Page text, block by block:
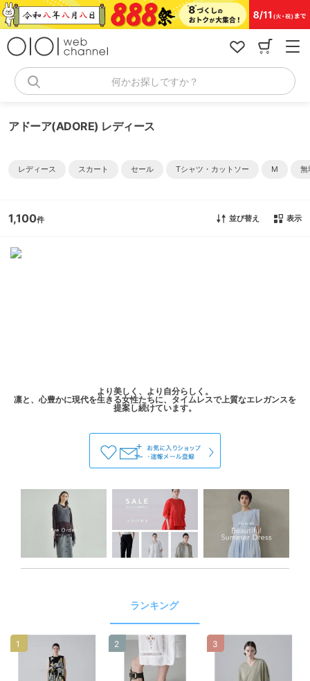
コ
ン
何かお探しですか？
アドーア(ADORE) レディース
レディース スカート セール Tシャツ・カットソー M 無
1,100 並び替え 表示
より美しく、より自分らしく。
凛と、心豊かに現代を生きる女性たちに、タイムレスで上質なエレガンスを
ランキング
1 2 3